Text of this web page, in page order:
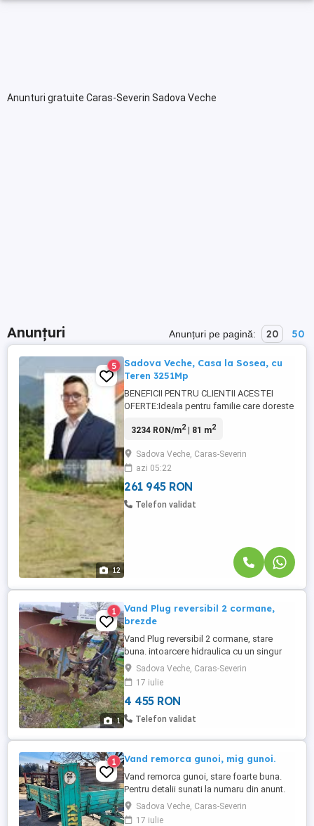
Anunturi gratuite Caras-Severin Sadova Veche
Anunțuri Anunțuri pe pagină: 20 50
12
5
Sadova Veche, Casa la Sosea, cu
Teren 3251Mp
BENEFICII PENTRU CLIENTII ACESTEI
OFERTE:Ideala pentru familie care doreste
rosu,aflata la cca 20 Km de Caransebes;
al agentiei resita.activimob.ro Consultant
Imobiliar Ioan Sirbu. Biroul Imobiliar Activ
Imob Caransebes va ...
3234 RON/m2| 81 m2
Sadova Veche, Caras-Severin
azi 05:22
261 945 RON
Telefon validat
1
1
Vand Plug reversibil 2 cormane,
brezde
Vand Plug reversibil 2 cormane, stare
buna. intoarcere hidraulica cu un singur
furtun.Sadova Veche, Caras-Severin
17 iulie
4 455 RON
Telefon validat
1 Vand remorca gunoi, mig gunoi.
Vand remorca gunoi, stare foarte buna.
Pentru detalii sunati la numaru din anunt.
Sadova Veche, Caras-Severin
17 iulie